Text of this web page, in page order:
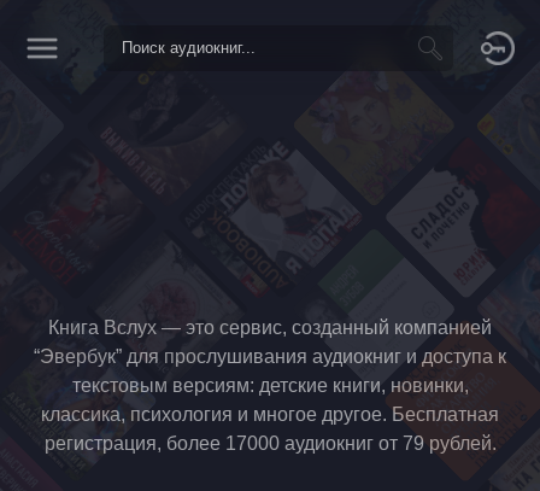
Книга Вслух — это сервис, созданный компанией
“Эвербук” для прослушивания аудиокниг и доступа к
текстовым версиям: детские книги, новинки,
классика, психология и многое другое. Бесплатная
регистрация, более 17000 аудиокниг от 79 рублей.